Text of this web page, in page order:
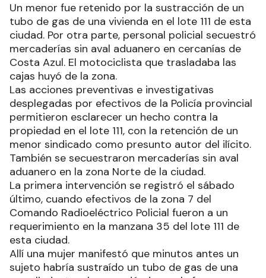
Un menor fue retenido por la sustracción de un
tubo de gas de una vivienda en el lote 111 de esta
ciudad. Por otra parte, personal policial secuestró
mercaderías sin aval aduanero en cercanías de
Costa Azul. El motociclista que trasladaba las
cajas huyó de la zona.
Las acciones preventivas e investigativas
desplegadas por efectivos de la Policía provincial
permitieron esclarecer un hecho contra la
propiedad en el lote 111, con la retención de un
menor sindicado como presunto autor del ilícito.
También se secuestraron mercaderías sin aval
aduanero en la zona Norte de la ciudad.
La primera intervención se registró el sábado
último, cuando efectivos de la zona 7 del
Comando Radioeléctrico Policial fueron a un
requerimiento en la manzana 35 del lote 111 de
esta ciudad.
Allí una mujer manifestó que minutos antes un
sujeto habría sustraído un tubo de gas de una